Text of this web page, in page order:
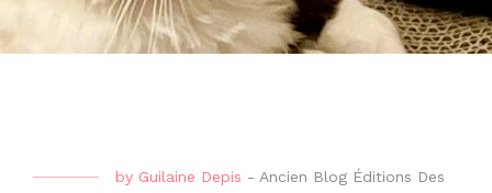
by Guilaine Depis - Ancien Blog Éditions Des